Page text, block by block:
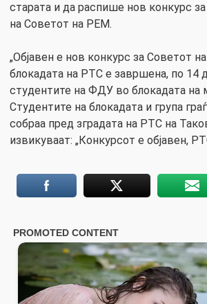
старата и да распише нов конкурс
на Советот на РЕМ.
„Објавен е нов конкурс за Советот
блокадата на РТС е завршена, по 14
студентите на ФДУ во блокадата на
Студентите на блокадата и група
собраа пред зградата на РТС на
извикуваат: „Конкурсот е објавен,